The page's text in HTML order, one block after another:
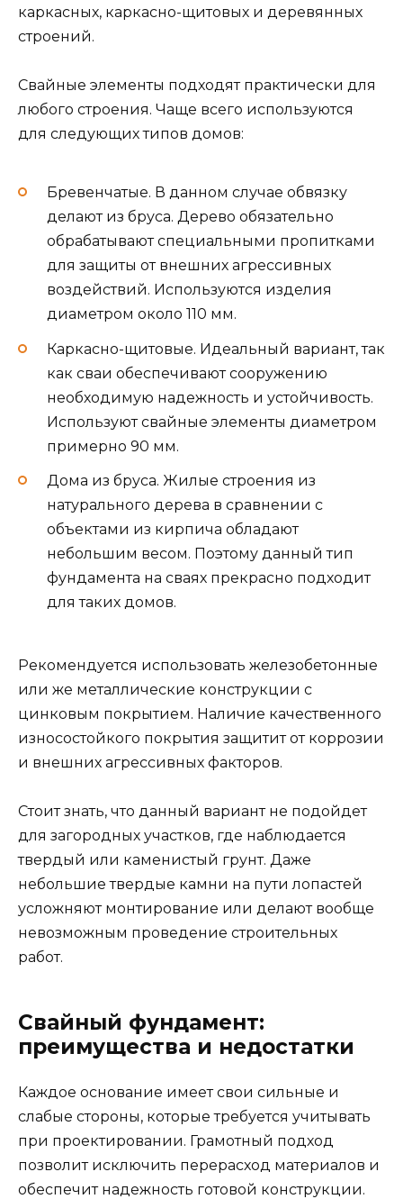
каркасных, каркасно-щитовых и деревянных
строений.
Свайные элементы подходят практически для
любого строения. Чаще всего используются
для следующих типов домов:
Бревенчатые. В данном случае обвязку
делают из бруса. Дерево обязательно
обрабатывают специальными пропитками
для защиты от внешних агрессивных
воздействий. Используются изделия
диаметром около 110 мм.
Каркасно-щитовые. Идеальный вариант, так
как сваи обеспечивают сооружению
необходимую надежность и устойчивость.
Используют свайные элементы диаметром
примерно 90 мм.
Дома из бруса. Жилые строения из
натурального дерева в сравнении с
объектами из кирпича обладают
небольшим весом. Поэтому данный тип
фундамента на сваях прекрасно подходит
для таких домов.
Рекомендуется использовать железобетонные
или же металлические конструкции с
цинковым покрытием. Наличие качественного
износостойкого покрытия защитит от коррозии
и внешних агрессивных факторов.
Стоит знать, что данный вариант не подойдет
для загородных участков, где наблюдается
твердый или каменистый грунт. Даже
небольшие твердые камни на пути лопастей
усложняют монтирование или делают вообще
невозможным проведение строительных
работ.
Свайный фундамент:
преимущества и недостатки
Каждое основание имеет свои сильные и
слабые стороны, которые требуется учитывать
при проектировании. Грамотный подход
позволит исключить перерасход материалов и
обеспечит надежность готовой конструкции.